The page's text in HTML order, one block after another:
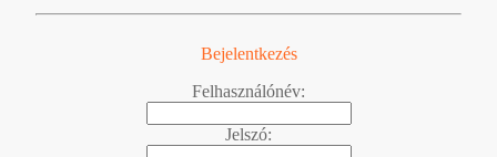
Bejelentkezés
Felhasználónév:
Jelszó: